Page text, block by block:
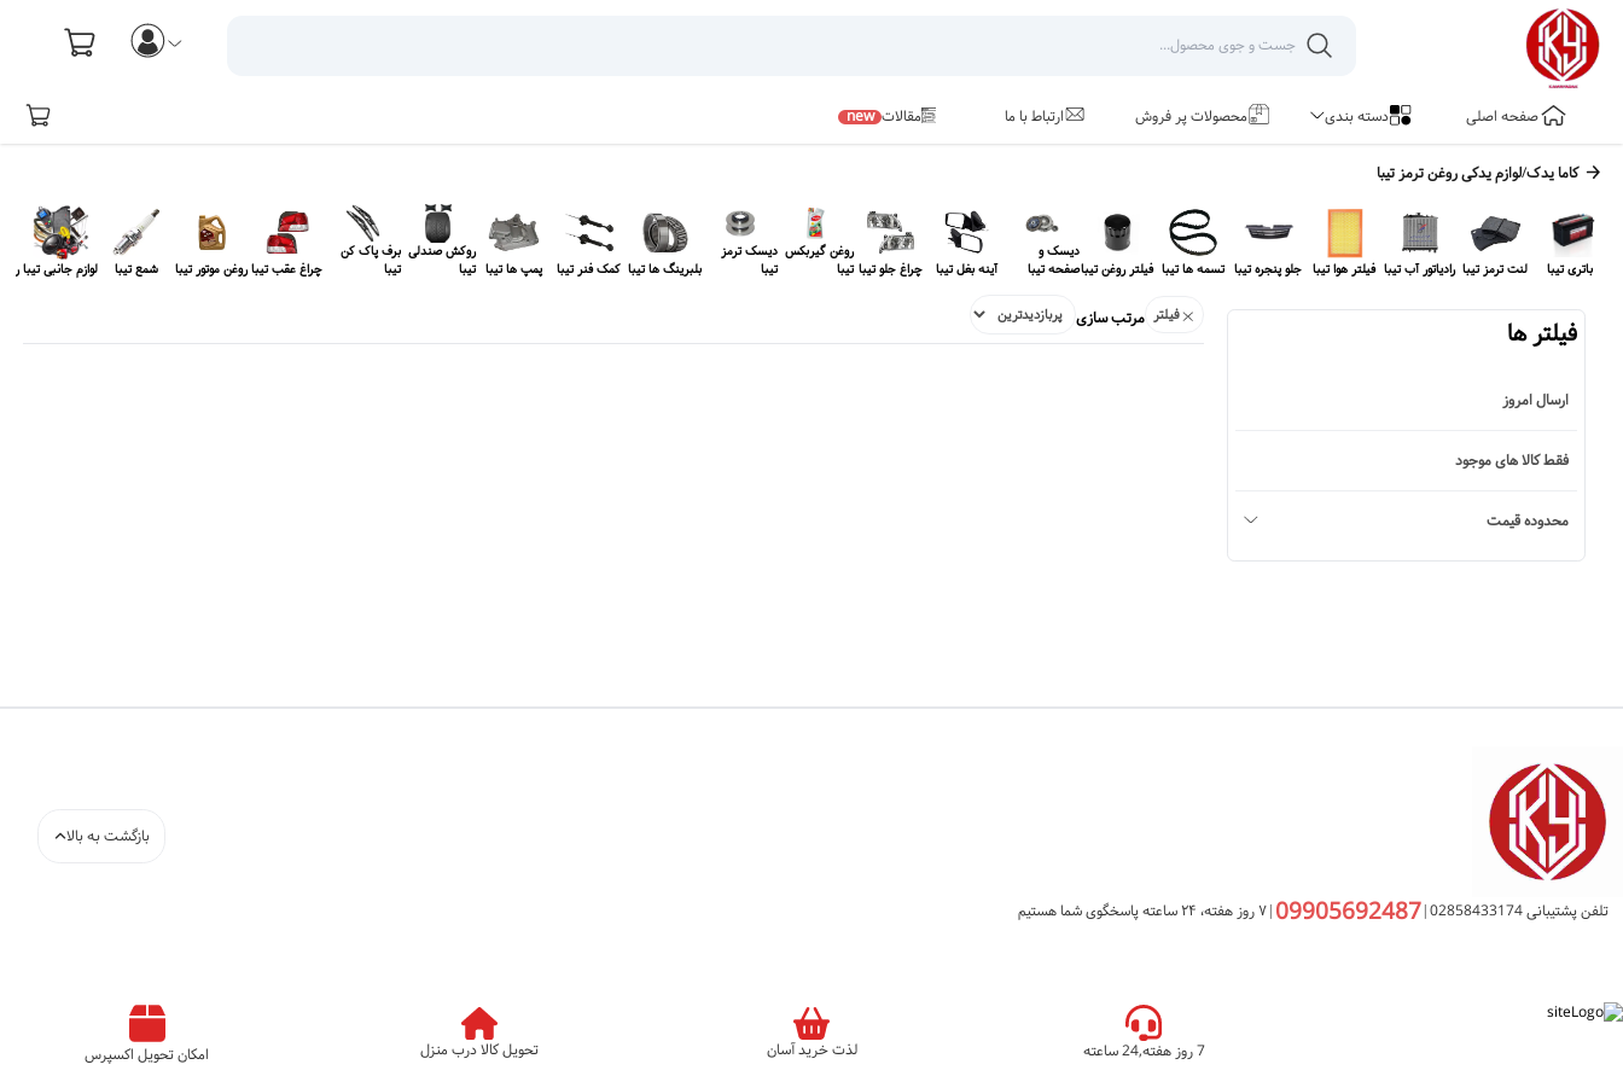
صفحه اصلی دسته بندی محصولات پر فروش ارتباط با ما مقالات new
کاما یدک/لوازم یدکیروغن ترمز تیبا
باتری تیبا لنت ترمز تیبا رادیاتور آب تیبا فیلتر هوا تیبا جلو پنجره تیبا تسمه ها تیبا فیلتر روغن تیبا
دیسک و
صفحه تیبا
آینه بغل تیبا چراغ جلو تیبا
روغن گیربکس
تیبا
دیسک ترمز
تیبا
بلبرینگ ها تیبا کمک فنر تیبا پمپ ها تیبا
روکش صندلی
تیبا
برف پاک کن
تیبا
چراغ عقب تیبا روغن موتور تیبا شمع تیبا لوازم جانبی تیبا
فیلتر ها
ارسال امروز
فقط کالا های موجود
محدوده قیمت
فیلتر مرتب سازی
تلفن پشتیبانی 02858433174 |
09905692487
|۷ روز هفته، ۲۴ ساعته پاسخگوی شما هستیم
بازگشت به بالا
7 روز هفته,24 ساعته لذت خرید آسان تحویل کالا درب منزل امکان تحویل اکسپرس